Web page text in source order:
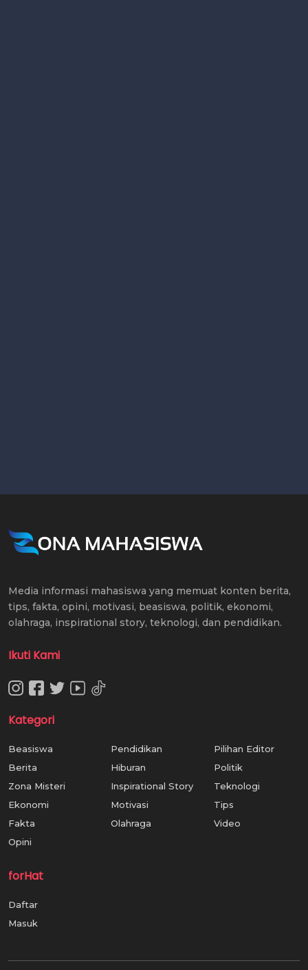
Media informasi mahasiswa yang memuat konten berita,
tips, fakta, opini, motivasi, beasiswa, politik, ekonomi,
olahraga, inspirational story, teknologi, dan pendidikan.
Ikuti Kami
Kategori
Beasiswa
Berita
Zona Misteri
Ekonomi
Fakta
Opini
Pendidikan
Hiburan
Inspirational Story
Motivasi
Olahraga
Pilihan Editor
Politik
Teknologi
Tips
Video
forHat
Daftar
Masuk